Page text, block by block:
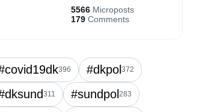
5566 Microposts
179 Comments
396 #dkpol372
311 #sundpol283